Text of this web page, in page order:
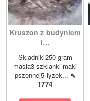
Kruszon z budyniem
i...
Skladniki250 gram
masla3 szklanki maki
pszennej5 lyzek... ⇖
1774